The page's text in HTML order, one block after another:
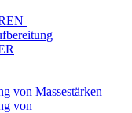
von Massestärken
von